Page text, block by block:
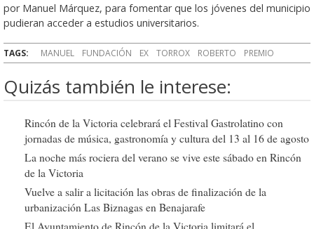
por Manuel Márquez, para fomentar que los jóvenes del municipio
pudieran acceder a estudios universitarios.
TAGS: MANUEL FUNDACIÓN EX TORROX ROBERTO PREMIO
Quizás también le interese:
Rincón de la Victoria celebrará el Festival Gastrolatino con
jornadas de música, gastronomía y cultura del 13 al 16 de agosto
La noche más rociera del verano se vive este sábado en Rincón
de la Victoria
Vuelve a salir a licitación las obras de finalización de la
urbanización Las Biznagas en Benajarafe